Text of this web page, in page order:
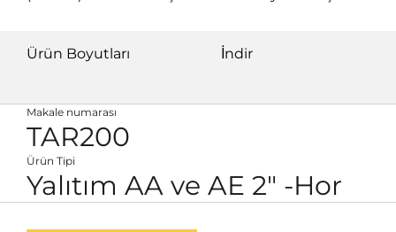
Ürün Boyutları İndir
Makale numarası
TAR200
Ürün Tipi
Yalıtım AA ve AE 2" -Hor